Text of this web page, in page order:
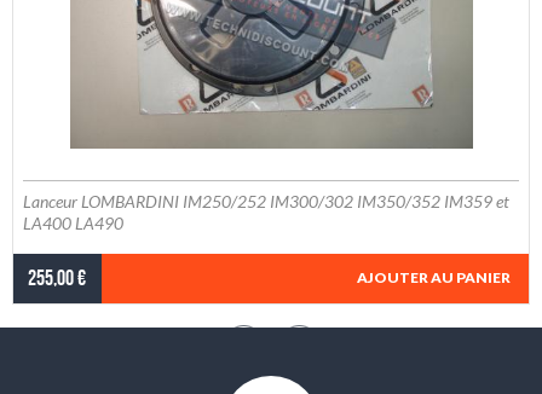
Lanceur LOMBARDINI IM250/252 IM300/302 IM350/352 IM359 et
LA400 LA490
255,00 € AJOUTER AU PANIER